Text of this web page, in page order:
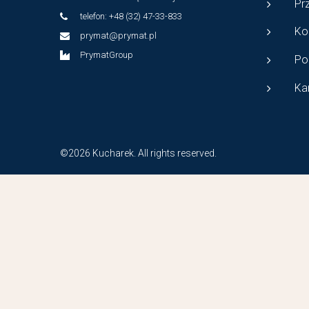
telefon: +48 (32) 47-33-833
prymat@prymat.pl
PrymatGroup
©2026 Kucharek. All rights reserved.